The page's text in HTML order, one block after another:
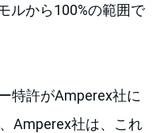
ルから100%の範囲で
特許がAmperex社に
Amperex社は、これ